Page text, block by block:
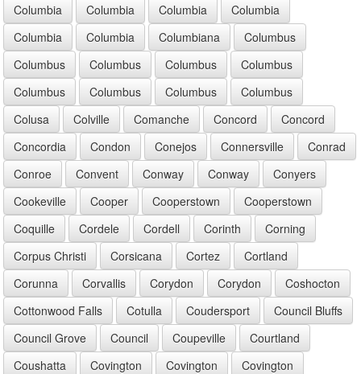
Columbia
Columbia Columbia
Columbia
Columbia
Columbia Columbiana
Columbus
Columbus
Columbus Columbus
Columbus
Columbus
Columbus Columbus
Columbus
Colusa
Colville Comanche Concord
Concord
Concordia
Condon Conejos Connersville
Conrad
Conroe
Convent Conway Conway
Conyers
Cookeville
Cooper Cooperstown
Cooperstown
Coquille
Cordele Cordell Corinth
Corning
Corpus Christi
Corsicana Cortez
Cortland
Corunna
Corvallis Corydon Corydon
Coshocton
Cottonwood Falls
Cotulla Coudersport
Council Bluffs
Council Grove
Council Coupeville
Courtland
Coushatta
Covington Covington
Covington